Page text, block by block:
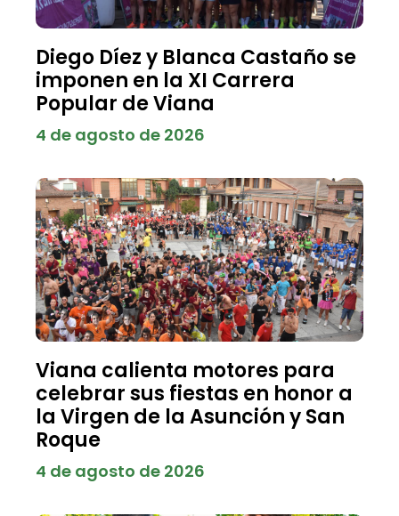
Diego Díez y Blanca Castaño se
imponen en la XI Carrera
Popular de Viana
4 de agosto de 2026
Viana calienta motores para
celebrar sus fiestas en honor a
la Virgen de la Asunción y San
Roque
4 de agosto de 2026